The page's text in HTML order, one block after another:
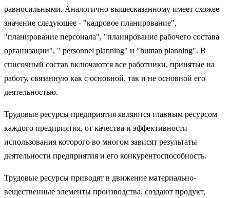
равносильными. Аналогично вышесказанному имеет схожее
значение следующее - "кадровое планирование",
"планирование персонала", "планирование рабочего состава
организации", " personnel planning" и "human planning". В
списочный состав включаются все работники, принятые на
работу, связанную как с основной, так и не основной его
деятельностью.
Трудовые ресурсы предприятия являются главным ресурсом
каждого предприятия, от качества и эффективности
использования которого во многом зависят результаты
деятельности предприятия и его конкурентоспособность.
Трудовые ресурсы приводят в движение материально-
вещественные элементы производства, создают продукт,